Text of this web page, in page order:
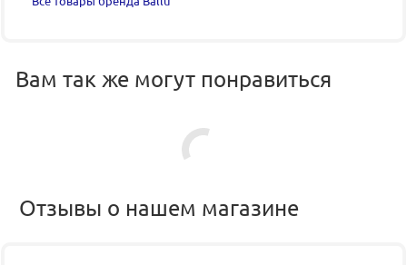
Вам так же могут понравиться
Отзывы о нашем магазине